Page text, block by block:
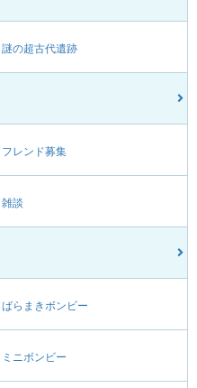
謎の超古代遺跡
フレンド募集
雑談
ばらまきボンビー
ミニボンビー